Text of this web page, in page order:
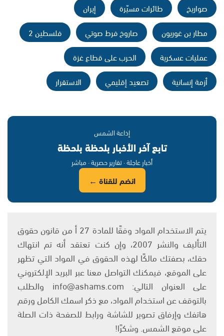
صواريخ
طائرات مسيّرة
إيران
مطار بن غوريون
صاروخ فرط صوتي
فلسطين 2
عمليات عسكرية
الحرب على قطاع غزة
أزمة إنسانية
تصعيد إقليمي الاستقرار
إذاعة الشمس
تابع آخر الأخبار بلحظة بلحظة
أخبار عاجلة · تقارير حصرية · مباشر
انضم للقناة ←
يتم الاستخدام المواد وفقًا للمادة 27 أ من قانون حقوق
التأليف والنشر 2007، وإن كنت تعتقد أنه تم انتهاك
حقك، بصفتك مالكًا لهذه الحقوق في المواد التي تظهر
على الموقع، فيمكنك التواصل معنا عبر البريد الإلكتروني
على العنوان التالي: info@ashams.com والطلب
بالتوقف عن استخدام المواد، مع ذكر اسمك الكامل ورقم
هاتفك وإرفاق تصوير للشاشة ورابط للصفحة ذات الصلة
على موقع الشمس. وشكرًا!